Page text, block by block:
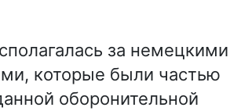
за немецкими
которые были частью
оборонительной